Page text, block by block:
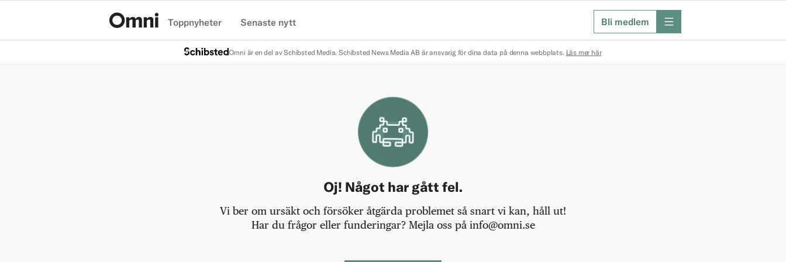
Toppnyheter Senaste nytt Bli medlem meny
Omni är en del av Schibsted Media. Schibsted News Media AB är ansvarig för dina data på denna webbplats. Läs mer här
Oj! Något har gått fel.
Vi ber om ursäkt och försöker åtgärda problemet så snart vi kan, håll ut!
Har du frågor eller funderingar? Mejla oss på info@omni.se